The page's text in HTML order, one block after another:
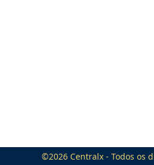
©2026 Centralx - Todos os